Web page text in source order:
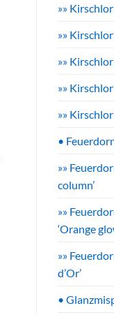
»»
»»
»»
»»
»»
•
»»
column’
»»
‘Orange
»»
d’Or’
•